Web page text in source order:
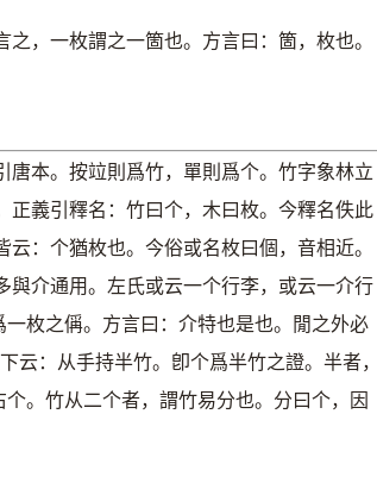
，一枚謂之一箇也。方言曰：箇，枚也。
唐本。按竝則爲竹，單則爲个。竹字象林立
義引釋名：竹曰个，木曰枚。今釋名佚此
：个猶枚也。今俗或名枚曰個，音相近。
介通用。左氏或云一个行李，或云一介行
枚之偁。方言曰：介特也是也。閒之外必
云：从手持半竹。卽个爲半竹之證。半者
。竹从二个者，謂竹易分也。分曰个，因